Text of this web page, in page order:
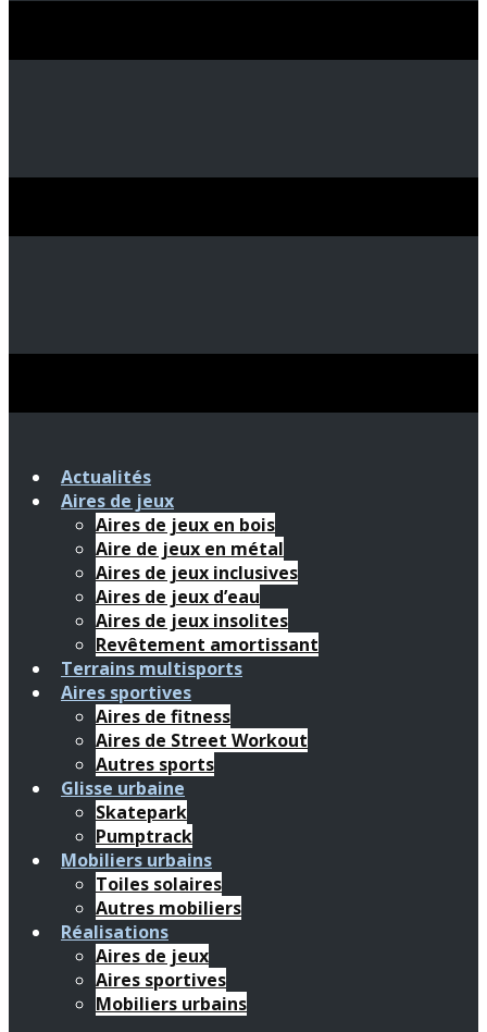
Actualités
Aires de jeux
Aires de jeux en bois
Aire de jeux en métal
Aires de jeux inclusives
Aires de jeux d’eau
Aires de jeux insolites
Revêtement amortissant
Terrains multisports
Aires sportives
Aires de fitness
Aires de Street Workout
Autres sports
Glisse urbaine
Skatepark
Pumptrack
Mobiliers urbains
Toiles solaires
Autres mobiliers
Réalisations
Aires de jeux
Aires sportives
Mobiliers urbains